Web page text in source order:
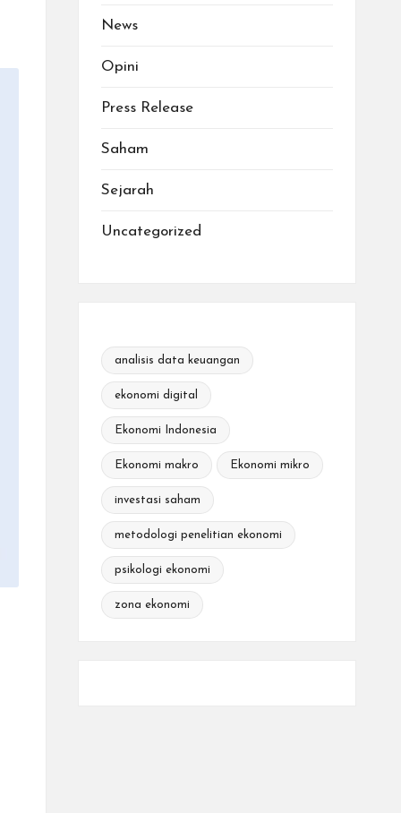
News
Opini
Press Release
Saham
Sejarah
Uncategorized
analisis data keuangan
ekonomi digital
Ekonomi Indonesia
Ekonomi makro Ekonomi mikro
investasi saham
metodologi penelitian ekonomi
psikologi ekonomi
zona ekonomi